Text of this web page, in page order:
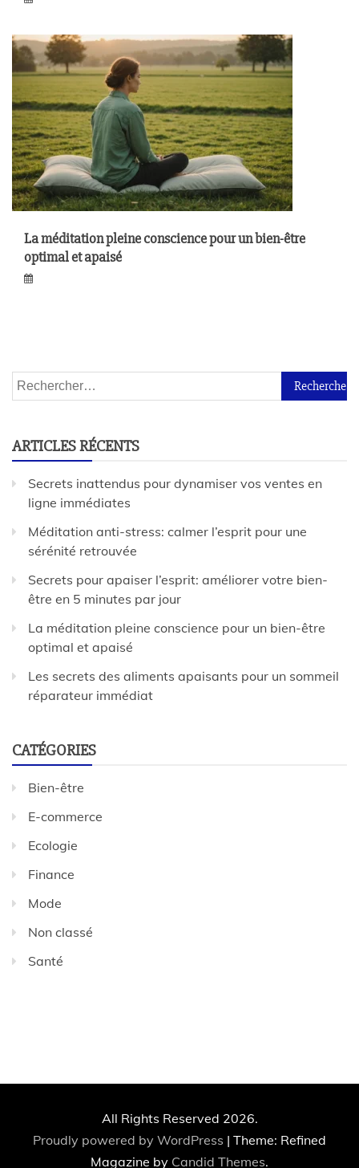
La méditation pleine conscience pour un bien-être
optimal et apaisé
ARTICLES RÉCENTS
Secrets inattendus pour dynamiser vos ventes en
ligne immédiates
Méditation anti-stress: calmer l’esprit pour une
sérénité retrouvée
Secrets pour apaiser l’esprit: améliorer votre bien-
être en 5 minutes par jour
La méditation pleine conscience pour un bien-être
optimal et apaisé
Les secrets des aliments apaisants pour un sommeil
réparateur immédiat
CATÉGORIES
Bien-être
E-commerce
Ecologie
Finance
Mode
Non classé
Santé
All Rights Reserved 2026.
Proudly powered by WordPress | Theme: Refined
Magazine by Candid Themes.